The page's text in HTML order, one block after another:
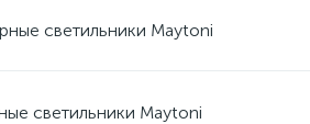
светильники Maytoni
светильники Maytoni